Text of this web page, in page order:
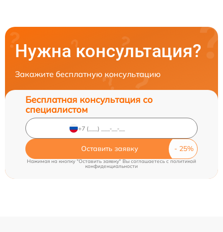
Нужна консультация?
Закажите бесплатную консультацию
Бесплатная консультация со
специалистом
Оставить заявку
Нажимая на кнопку "Оставить заявку" Вы соглашаетесь c политикой
конфиденциальности